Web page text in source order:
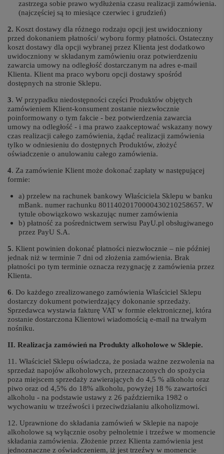
zastrzega sobie prawo wydłużenia czasu realizacji zamówienia.
(najczęściej są to miesiące czerwiec i grudzień)
2. Koszt dostawy dla różnego rodzaju opcji jest uwidoczniony
przed dokonaniem płatności/ wyboru formy płatności. Ostateczny
koszt dostawy dla opcji wybranej przez Klienta jest dodatkowo
uwidoczniony w składanym zamówieniu oraz potwierdzeniu
zawarcia umowy na odległość dostarczanym na adres e-mail
Klienta. Klient ma praco wyboru opcji dostawy spośród
dostępnych na stronie Sklepu.
3. W przypadku niedostępności części Produktów objętych
zamówieniem Klient-konsument zostanie niezwłocznie
poinformowany o tym fakcie - bez potwierdzenia zawarcia
umowy na odległość - i ma prawo zaakceptować wskazany nowy
czas realizacji całego zamówienia, żądać realizacji zamówienia
tylko w odniesieniu do dostępnych Produktów, złożyć
oświadczenie o anulowaniu całego zamówienia.
4. Za zamówienie Klient może dokonać zapłaty w następującej
formie:
a) przelew na rachunek bankowy Właściciela Sklepu w banku
mBank. numer rachunku 80114020170000430210258657. W
tytule obowiązkowo wskazując numer zamówienia
b) płatność za pośrednictwem serwisu PayU.pl obsługiwanego
przez PayU S.A.
5. Klient powinien dokonać płatności niezwłocznie – nie później
jednak niż w terminie 7 dni od złożenia zamówienia. Brak
płatności po tym terminie oznacza rezygnację z zamówienia przez
Klienta.
6. Do każdego zrealizowanego zamówienia Właściciel Sklepu
dostarczy dokument potwierdzający dokonanie sprzedaży.
Sprzedawca wystawia fakturę VAT w formie elektronicznej, która
zostanie dostarczona Klientowi wiadomością e-mail na trwałym
nośniku.
II. Realizacja zamówień na Produkty alkoholowe w Sklepie.
11. Właściciel Sklepu oświadcza, że posiada ważne zezwolenia na
sprzedaż napojów alkoholowych, przeznaczonych do spożycia
poza miejscem sprzedaży zawierających do 4,5 % alkoholu oraz
piwo oraz od 4,5% do 18% alkoholu, powyżej 18 % zawartości
alkoholu - na podstawie ustawy z 26 października 1982 o
wychowaniu w trzeźwości i przeciwdziałaniu alkoholizmowi.
12. Uprawnione do składania zamówień w Sklepie na napoje
alkoholowe są wyłącznie osoby pełnoletnie i trzeźwe w momencie
składania zamówienia. Złożenie przez Klienta zamówienia jest
jednoznaczne z oświadczeniem, iż jest trzeźwy w momencie